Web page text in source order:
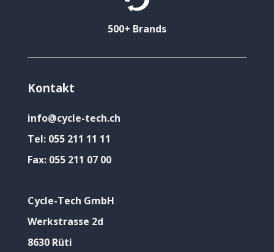
500+ Brands
Kontakt
info@cycle-tech.ch
Tel: 055 211 11 11
Fax: 055 211 07 00
Cycle-Tech GmbH
Werkstrasse 2d
8630 Rüti